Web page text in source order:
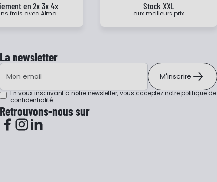
en 2x 3x 4x
frais avec Alma
Stock XXL
aux meilleurs prix
La newsletter
Adresse e-mail
M'inscrire
En vous inscrivant à notre newsletter, vous acceptez notrepolitique de
confidentialité.
Retrouvons-nous sur